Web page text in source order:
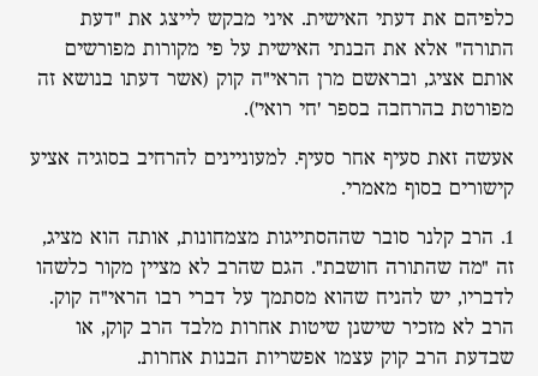
כלפיהם את דעתי האישית. איני מבקש לייצג את "דעת
התורה" אלא את הבנתי האישית על פי מקורות מפורשים
אותם אציג, ובראשם מרן הראי"ה קוק (אשר דעתו בנושא זה
מפורטת בהרחבה בספר 'חי רואי').
אעשה זאת סעיף אחר סעיף. למעוניינים להרחיב בסוגיה אציע
קישורים בסוף מאמרי.
1. הרב קלנר סובר שההסתייגות מצמחונות, אותה הוא מציג,
זה "מה שהתורה חושבת". הגם שהרב לא מציין מקור כלשהו
לדבריו, יש להניח שהוא מסתמך על דברי רבו הראי"ה קוק.
הרב לא מזכיר שישנן שיטות אחרות מלבד הרב קוק, או
שבדעת הרב קוק עצמו אפשריות הבנות אחרות.